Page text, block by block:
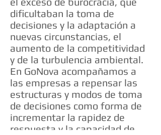
dificultaban la toma de
decisiones y la adaptación a
nuevas circunstancias, el
aumento de la competitividad
y de la turbulencia ambiental.
En GoNova acompañamos a
las empresas a repensar las
estructuras y modos de toma
de decisiones como forma de
incrementar la rapidez de
respuesta y la capacidad de